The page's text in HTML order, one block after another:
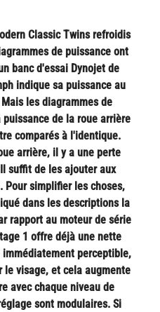
Classic Twins refroidis
de puissance ont
banc d'essai Dynojet de
indique sa puissance au
les diagrammes de
de la roue arrière
comparés à l'identique.
arrière, il y a une perte
suffit de les ajouter aux
Pour simplifier les choses,
dans les descriptions la
rapport au moteur de série
1 offre déjà une nette
perceptible,
visage, et cela augmente
avec chaque niveau de
sont modulaires. Si